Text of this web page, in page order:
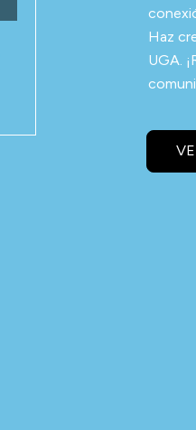
Haz
UGA.